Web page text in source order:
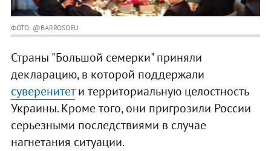
ФОТО: @BARROSOEU
Страны "Большой семерки" приняли
декларацию, в которой поддержали
суверенитети территориальную целостность
Украины. Кроме того, они пригрозили России
серьезными последствиями в случае
нагнетания ситуации.